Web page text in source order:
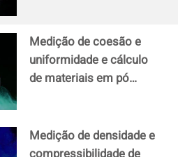
Medição de coesão e
uniformidade e cálculo
de materiais em pó
Medição de densidade e